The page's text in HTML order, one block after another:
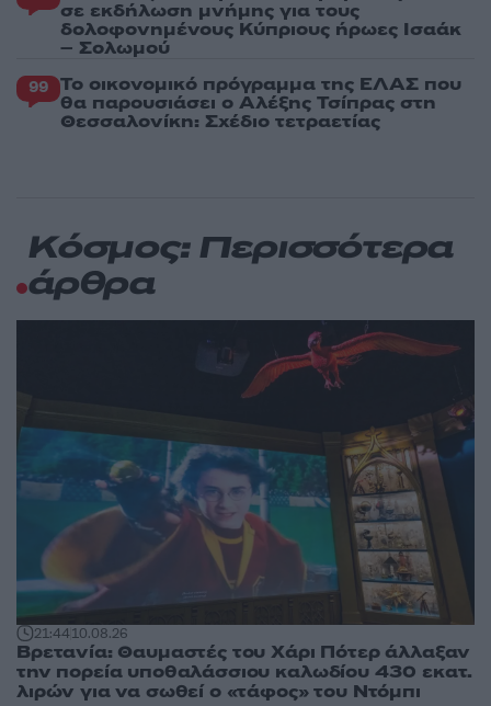
σε εκδήλωση μνήμης για τους
δολοφονημένους Κύπριους ήρωες Ισαάκ
– Σολωμού
99 Το οικονομικό πρόγραμμα της ΕΛΑΣ που
θα παρουσιάσει ο Αλέξης Τσίπρας στη
Θεσσαλονίκη: Σχέδιο τετραετίας
Κόσμος: Περισσότερα
άρθρα
21:4410.08.26
Βρετανία: Θαυμαστές του Χάρι Πότερ άλλαξαν
την πορεία υποθαλάσσιου καλωδίου 430 εκατ.
λιρών για να σωθεί ο «τάφος» του Ντόμπι